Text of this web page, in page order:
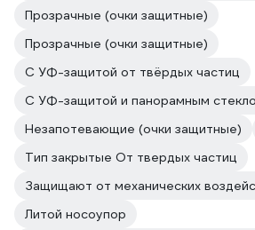
Прозрачные (очки защитные)
Прозрачные (очки защитные)
С УФ-защитой от твёрдых частиц
С УФ-защитой и панорамным
Незапотевающие (очки защитные)
Тип закрытые От твердых частиц
Защищают от механических
Литой носоупор